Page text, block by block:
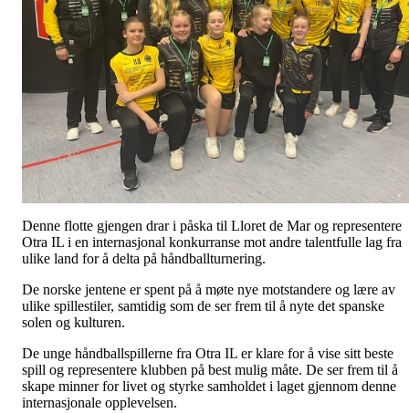
Denne flotte gjengen drar i påska til Lloret de Mar og representere
Otra IL i en internasjonal konkurranse mot andre talentfulle lag fra
ulike land for å delta på håndballturnering.
De norske jentene er spent på å møte nye motstandere og lære av
ulike spillestiler, samtidig som de ser frem til å nyte det spanske
solen og kulturen.
De unge håndballspillerne fra Otra IL er klare for å vise sitt beste
spill og representere klubben på best mulig måte. De ser frem til å
skape minner for livet og styrke samholdet i laget gjennom denne
internasjonale opplevelsen.